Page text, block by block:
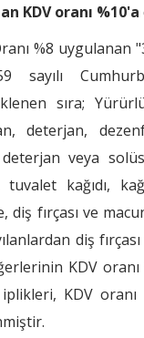
KDV oranı %10'a
%8 uygulanan
sıra;
deterjan,
veya
tuvalet kağıdı,
diş fırçası ve
diş
KDV oranı
KDV oranı